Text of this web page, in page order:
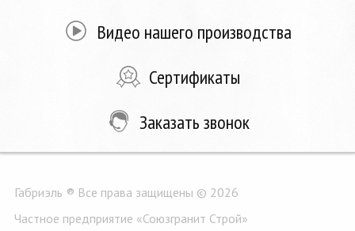
Видео нашего производства
Сертификаты
Заказать звонок
Габриэль ® Все права защищены © 2026
Частное предприятие «Союзгранит Строй»